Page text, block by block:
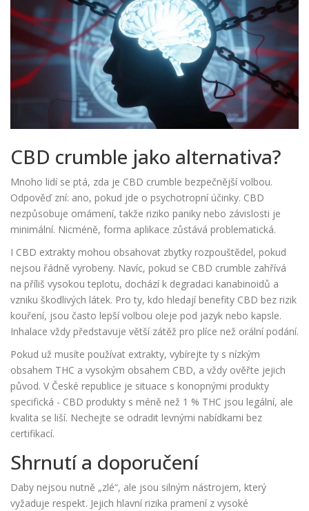
CBD crumble jako alternativa?
Mnoho lidí se ptá, zda je CBD crumble bezpečnější volbou.
Odpověď zní: ano, pokud jde o psychotropní účinky. CBD
nezpůsobuje omámení, takže riziko paniky nebo závislosti je
minimální. Nicméně, forma aplikace zůstává problematická.
I CBD extrakty mohou obsahovat zbytky rozpouštědel, pokud
nejsou řádně vyrobeny. Navíc, pokud se CBD crumble zahřívá
na příliš vysokou teplotu, dochází k degradaci kanabinoidů a
vzniku škodlivých látek. Pro ty, kdo hledají benefity CBD bez rizik
kouření, jsou často lepší volbou oleje pod jazyk nebo kapsle.
Inhalace vždy představuje větší zátěž pro plíce než orální podání.
Pokud už musíte používat extrakty, vybírejte ty s nízkým
obsahem THC a vysokým obsahem CBD, a vždy ověřte jejich
původ. V České republice je situace s konopnými produkty
specifická - CBD produkty s méně než 1 % THC jsou legální, ale
kvalita se liší. Nechejte se odradit levnými nabídkami bez
certifikací.
Shrnutí a doporučení
Daby nejsou nutně „zlé“, ale jsou silným nástrojem, který
vyžaduje respekt. Jejich hlavní rizika pramení z vysoké